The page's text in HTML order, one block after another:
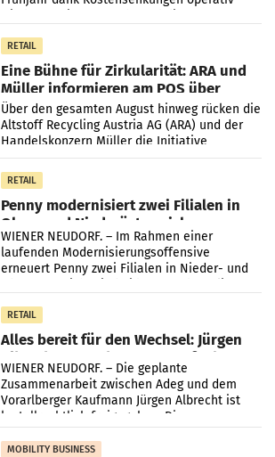
RETAIL
Eine Bühne für Zirkularität: ARA und
Müller informieren am POS über
Kreislauffähigkeit
Über den gesamten August hinweg rücken die
Altstoff Recycling Austria AG (ARA) und der
Handelskonzern Müller die Initiative
„Kreislauf-Helden“ in allen österreichischen
Müller-Filialen
RETAIL
Penny modernisiert zwei Filialen in
Ober- und Niederösterreich
WIENER NEUDORF. – Im Rahmen einer
laufenden Modernisierungsoffensive
erneuert Penny zwei Filialen in Nieder- und
RETAIL
Alles bereit für den Wechsel: Jürgen
Albrecht setzt ab 1.1.2027 auf Adeg
WIENER NEUDORF. – Die geplante
Zusammenarbeit zwischen Adeg und dem
Vorarlberger Kaufmann Jürgen Albrecht ist
kartellrechtlich freigegeben: Die
Bundeswettbewerbsbehörde und der
Bundeskartellanwalt
MOBILITY BUSINESS